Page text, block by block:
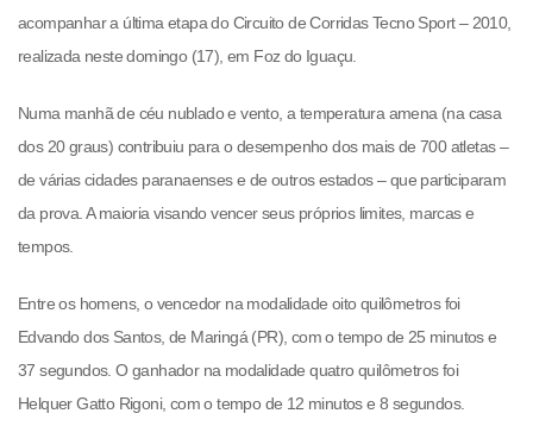
acompanhar a última etapa do Circuito de Corridas Tecno Sport – 2010,
realizada neste domingo (17), em Foz do Iguaçu.
Numa manhã de céu nublado e vento, a temperatura amena (na casa
dos 20 graus) contribuiu para o desempenho dos mais de 700 atletas –
de várias cidades paranaenses e de outros estados – que participaram
da prova. A maioria visando vencer seus próprios limites, marcas e
tempos.
Entre os homens, o vencedor na modalidade oito quilômetros foi
Edvando dos Santos, de Maringá (PR), com o tempo de 25 minutos e
37 segundos. O ganhador na modalidade quatro quilômetros foi
Helquer Gatto Rigoni, com o tempo de 12 minutos e 8 segundos.